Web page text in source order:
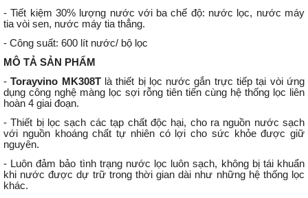
- Tiết kiệm 30% lượng nước với ba chế độ: nước lọc, nước máy
tia vòi sen, nước máy tia thẳng.
- Công suất: 600 lít nước/ bộ lọc
MÔ TẢ SẢN PHẨM
-Torayvino MK308Tlà thiết bị lọc nước gắn trực tiếp tại vòi ứng
dụng công nghệ màng lọc sợi rỗng tiên tiến cùng hệ thống lọc liên
hoàn 4 giai đoạn.
- Thiết bị lọc sạch các tạp chất độc hại, cho ra nguồn nước sạch
với nguồn khoáng chất tự nhiên có lợi cho sức khỏe được giữ
nguyên.
- Luôn đảm bảo tình trạng nước lọc luôn sạch, không bị tái khuẩn
khi nước được dự trữ trong thời gian dài như những hệ thống lọc
khác.